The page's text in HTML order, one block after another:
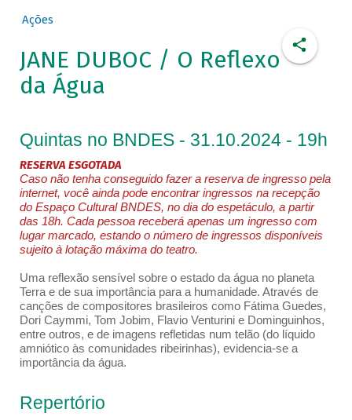
Ações
JANE DUBOC / O Reflexo
da Água
Quintas no BNDES - 31.10.2024 - 19h
RESERVA ESGOTADA
Caso não tenha conseguido fazer a reserva de ingresso pela
internet, você ainda pode encontrar ingressos na recepção
do Espaço Cultural BNDES, no dia do espetáculo, a partir
das 18h. Cada pessoa receberá apenas um ingresso com
lugar marcado, estando o número de ingressos disponíveis
sujeito à lotação máxima do teatro.
Uma reflexão sensível sobre o estado da água no planeta
Terra e de sua importância para a humanidade. Através de
canções de compositores brasileiros como Fátima Guedes,
Dori Caymmi, Tom Jobim, Flavio Venturini e Dominguinhos,
entre outros, e de imagens refletidas num telão (do líquido
amniótico às comunidades ribeirinhas), evidencia-se a
importância da água.
Repertório